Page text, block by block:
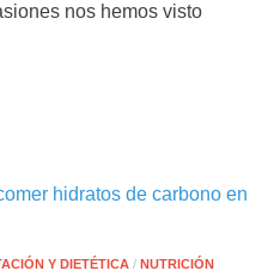
nos hemos visto
Y DIETÉTICA / NUTRICIÓN